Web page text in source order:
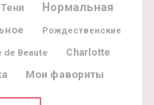
Тени
Нормальная
Рождественские
de Beaute
Charlotte
Мои фавориты